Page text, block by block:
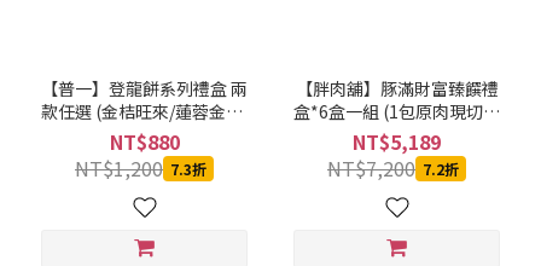
【普一】登龍餅系列禮盒 兩
款任選 (金桔旺來/蓮蓉金鳳)
(1盒)
NT$880
NT$1,200 7.3折
【胖肉舖】豚滿財富臻饌禮
盒*6盒一組 (1包原肉現切豬
肉乾+1罐招牌肉酥鬆+9入一
盒爆餡肉鬆蛋捲)
NT$5,189
NT$7,200 7.2折